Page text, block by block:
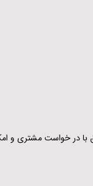
با در خواست مشتری